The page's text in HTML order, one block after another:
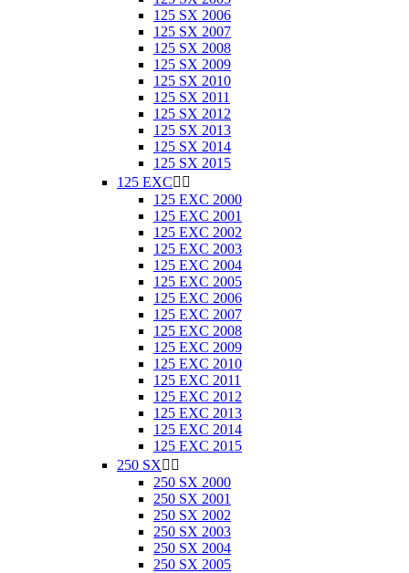
125 SX 2006
125 SX 2007
125 SX 2008
125 SX 2009
125 SX 2010
125 SX 2011
125 SX 2012
125 SX 2013
125 SX 2014
125 SX 2015
125 EXC 
125 EXC 2000
125 EXC 2001
125 EXC 2002
125 EXC 2003
125 EXC 2004
125 EXC 2005
125 EXC 2006
125 EXC 2007
125 EXC 2008
125 EXC 2009
125 EXC 2010
125 EXC 2011
125 EXC 2012
125 EXC 2013
125 EXC 2014
125 EXC 2015
250 SX 
250 SX 2000
250 SX 2001
250 SX 2002
250 SX 2003
250 SX 2004
250 SX 2005